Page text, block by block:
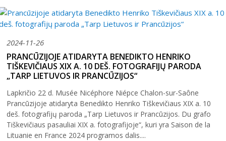
2024-11-26
PRANCŪZIJOJE ATIDARYTA BENEDIKTO HENRIKO
TIŠKEVIČIAUS XIX A. 10 DEŠ. FOTOGRAFIJŲ PARODA
„TARP LIETUVOS IR PRANCŪZIJOS“
Lapkričio 22 d. Musée Nicéphore Niépce Chalon-sur-Saône
Prancūzijoje atidaryta Benedikto Henriko Tiškevičiaus XIX a. 10
deš. fotografijų paroda „Tarp Lietuvos ir Prancūzijos. Du grafo
Tiškevičiaus pasauliai XIX a. fotografijoje“, kuri yra Saison de la
Lituanie en France 2024 programos dalis....